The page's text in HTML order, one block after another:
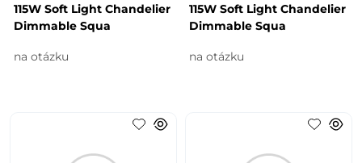
115W Soft Light Chandelier
Dimmable Squa
na otázku
115W Soft Light Chandelier
Dimmable Squa
na otázku